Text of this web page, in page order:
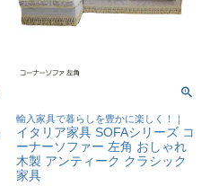
輸入家具で暮らしを豊かに楽しく！｜
イタリア家具 SOFAシリーズ コ
ーナーソファー 左角 おしゃれ
木製 アンティーク クラシック
家具